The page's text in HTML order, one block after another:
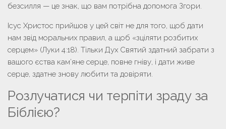
безсилля — це знак, що вам потрібна допомога Згори.
Ісус Христос прийшов у цей світ не для того, щоб дати
нам звід моральних правил, а щоб «зціляти розбитих
серцем» (Луки 4:18). Тільки Дух Святий здатний забрати з
вашого єства кам’яне серце, повне гніву, і дати живе
серце, здатне знову любити та довіряти.
Розлучатися чи терпіти зраду за
Біблією?